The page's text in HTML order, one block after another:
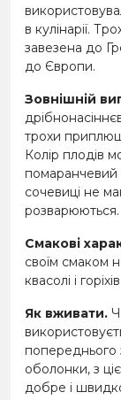
в кулінарії.
завезена до
до Європи.
Зовнішній
трохи
Колір плодів
сочевиці не
розварюються.
Смакові
своїм смаком
квасолі і горіхів.
Як вживати.
попереднього
оболонки, з
добре і